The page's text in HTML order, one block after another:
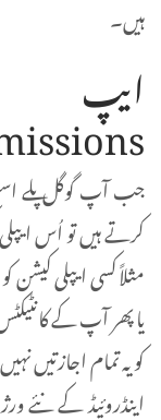
ہیں۔
جب آپ گوگل پلے
کرتے ہیں تو اُس
مثلاً کسی ایپلی کیشن
یا پھر آپ کے
کو یہ تمام اجازتیں